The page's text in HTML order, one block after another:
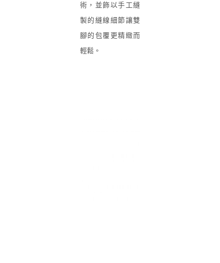
術，並飾以手工縫
製的縫線細節讓雙
腳的包覆更精緻而
輕鬆。